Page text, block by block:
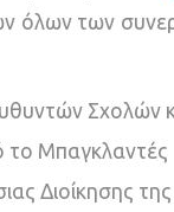
όλων των
Σχολών
το Μπαγκλαντές
Διοίκησης